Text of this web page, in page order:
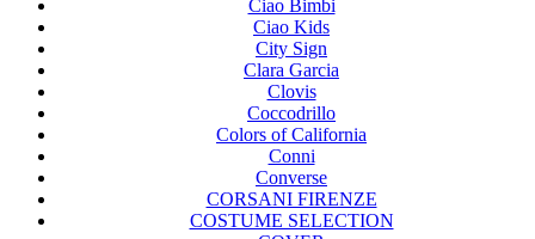
Ciao Bimbi
Ciao Kids
City Sign
Clara Garcia
Clovis
Coccodrillo
Colors of California
Conni
Converse
CORSANI FIRENZE
COSTUME SELECTION